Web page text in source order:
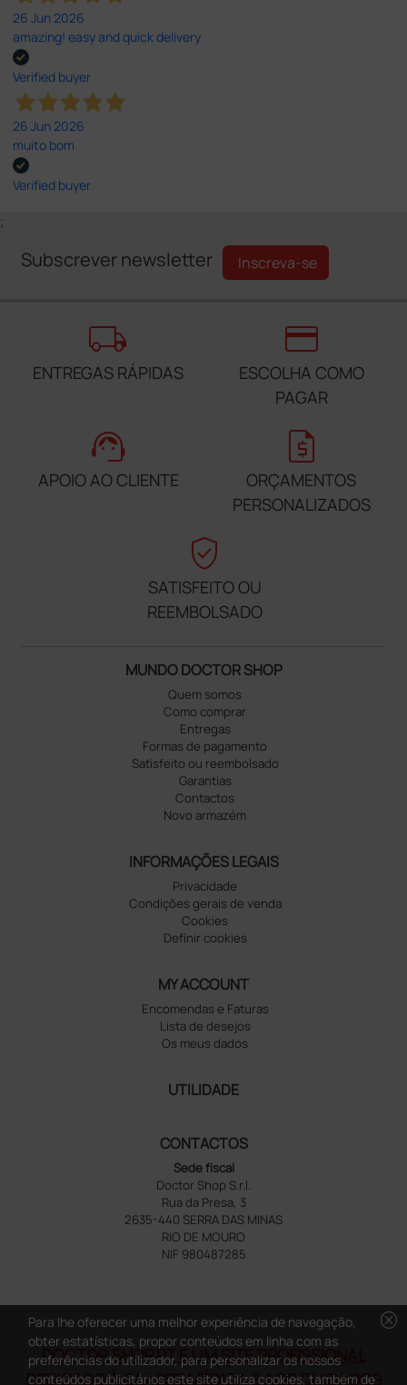
26 Jun 2026
amazing! easy and quick delivery
Verified buyer
26 Jun 2026
muito bom
Verified buyer
;
Subscrever newsletter Inscreva-se
local_shipping
ENTREGAS RÁPIDAS
credit_card
ESCOLHA COMO
PAGAR
support_agent
APOIO AO CLIENTE
request_quote
ORÇAMENTOS
PERSONALIZADOS
verified_user
SATISFEITO OU
REEMBOLSADO
MUNDO DOCTOR SHOP
Quem somos
Como comprar
Entregas
Formas de pagamento
Satisfeito ou reembolsado
Garantias
Contactos
Novo armazém
INFORMAÇÕES LEGAIS
Privacidade
Condições gerais de venda
Cookies
Definir cookies
MY ACCOUNT
Encomendas e Faturas
Lista de desejos
Os meus dados
UTILIDADE
CONTACTOS
Sede fiscal
Doctor Shop S.r.l.
Rua da Presa, 3
2635-440 SERRA DAS MINAS
RIO DE MOURO
NIF 980487285
DOCTOR SHOP.PT É UM SITE PROFISSIONAL
DEDICADO À CLASSE MÉDICA E AOS CUIDADOS
cancel
Para lhe oferecer uma melhor experiência de navegação,
obter estatísticas, propor conteúdos em linha com as
preferências do utilizador, para personalizar os nossos
conteúdos publicitários este site utiliza cookies, também de